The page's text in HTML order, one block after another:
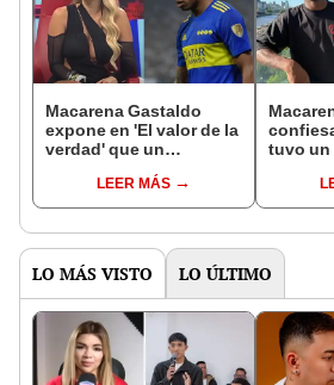
Macarena Gastaldo
expone en 'El valor de la
verdad' que un
abusar de ella: "Tenía
denuncias"
LEER MÁS
tuvo un
LO MÁS VISTO LO ÚLTIMO